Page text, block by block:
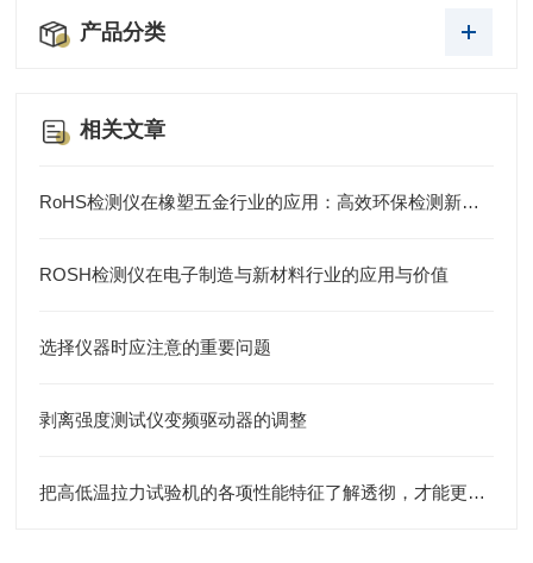
产品分类
相关文章
RoHS检测仪在橡塑五金行业的应用：高效环保检测新方案
ROSH检测仪在电子制造与新材料行业的应用与价值
选择仪器时应注意的重要问题
剥离强度测试仪变频驱动器的调整
把高低温拉力试验机的各项性能特征了解透彻，才能更好的使用它